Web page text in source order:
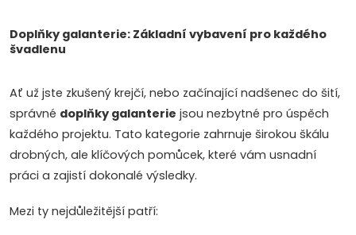
i
t
i
n
g
Doplňky galanterie: Základní vybavení pro každého
švadlenu
Ať už jste zkušený krejčí, nebo začínající nadšenec do šití,
správné doplňky galanterie jsou nezbytné pro úspěch
každého projektu. Tato kategorie zahrnuje širokou škálu
drobných, ale klíčových pomůcek, které vám usnadní
práci a zajistí dokonalé výsledky.
Mezi ty nejdůležitější patří: